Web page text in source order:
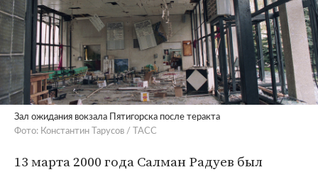
Зал ожидания вокзала Пятигорска после теракта
Фото: Константин Тарусов / ТАСС
13 марта 2000 года Салман Радуев был